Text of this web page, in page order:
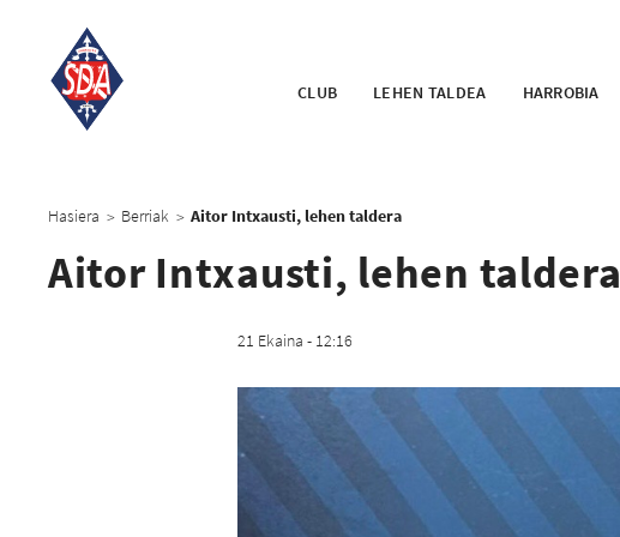
CLUB LEHEN TALDEA HARROBIA
Hasiera > Berriak > Aitor Intxausti, lehen taldera
Aitor Intxausti, lehen taldera
21 Ekaina - 12:16